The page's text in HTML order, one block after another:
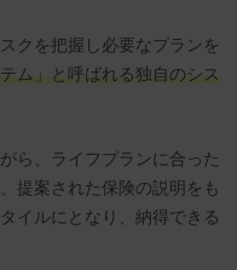
クを把握し必要なプランを
ム」と呼ばれる独自のシス
ら、ライフプランに合った
提案された保険の説明をも
イルにとなり、納得できる